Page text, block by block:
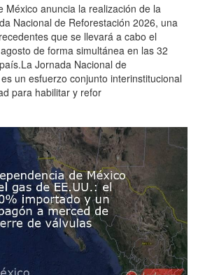
México anuncia la realización de la
Nacional de Reforestación 2026, una
que se llevará a cabo el
de forma simultánea en las 32
Jornada Nacional de
un esfuerzo conjunto interinstitucional
para habilitar y refor